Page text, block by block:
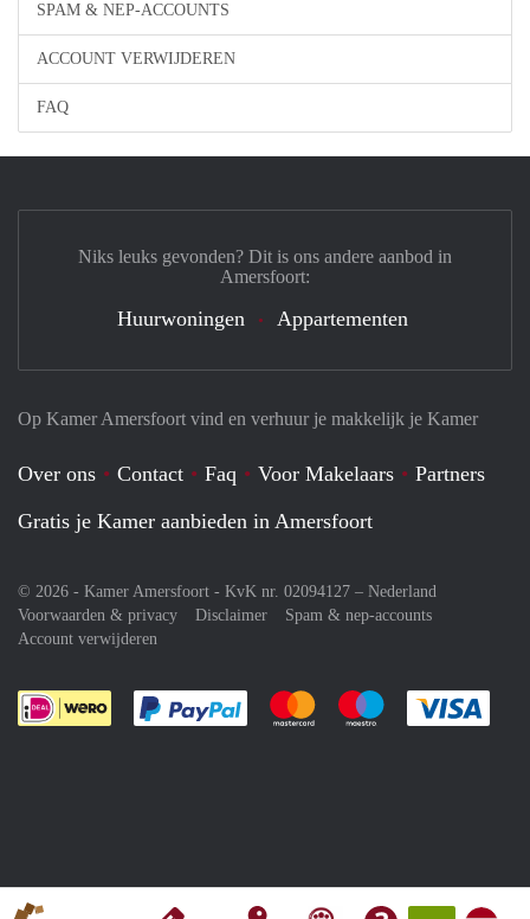
SPAM & NEP-ACCOUNTS
ACCOUNT VERWIJDEREN
FAQ
Op Kamer Amersfoort vind en verhuur je makkelijk je Kamer
Over ons Contact Faq Voor Makelaars
Partners
Gratis je Kamer aanbieden in Amersfoort
© 2026 - Kamer Amersfoort - KvK nr. 02094127 – Nederland
Voorwaarden & privacy
Disclaimer
Spam & nep-accounts
Account verwijderen
Je rekent gemakkelijk af met Paypal
Je rekent gemakkelijk af met
Je rekent
Niks leuks gevonden? Dit is ons andere aanbod in
Amersfoort:
Huurwoningen Appartementen